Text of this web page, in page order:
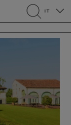
search
IT